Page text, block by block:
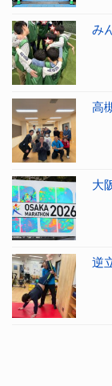
み
高
大
逆